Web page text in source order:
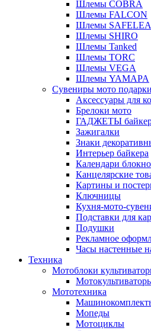
Шлемы COBRA
Шлемы FALCON
Шлемы
Шлемы SHIRO
Шлемы Tanked
Шлемы TORC
Шлемы VEGA
Шлемы YAMAPA
Сувениры мото
Аксессуары для
Брелоки мото
ГАДЖЕТЫ
Зажигалки
Знаки
Интерьер байкера
Календари
Канцелярские
Картины и
Ключницы
Кухня-мото-
Подставки для
Подушки
Рекламное
Часы настенные
Техника
Мотоблоки
Мототехника
Мопеды
Мотоциклы